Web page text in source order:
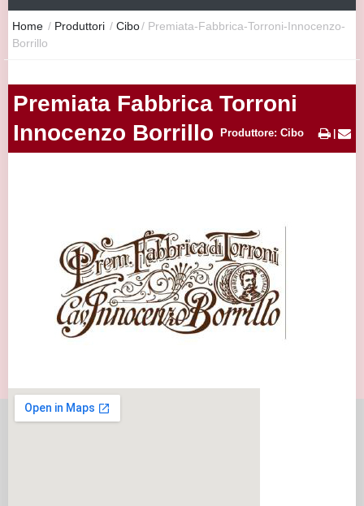
Home / Produttori / Cibo/ Premiata-Fabbrica-Torroni-Innocenzo-
Borrillo
Premiata Fabbrica Torroni
Innocenzo Borrillo Produttore: Cibo |